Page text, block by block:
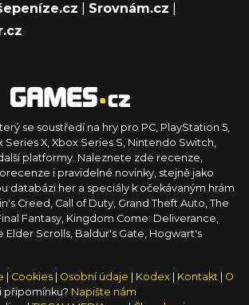
Srovnám.cz
se soustředí na hry pro PC, PlayStation 5,
Series X, Xbox Series S, Nintendo Switch,
platformy. Naleznete zde recenze,
i pravidelné novinky, stejně jako
databázi her a speciály k očekávaným hrám
Creed, Call of Duty, Grand Theft Auto, The
Fantasy, Kingdom Come: Deliverance,
Elder Scrolls, Baldur's Gate, Hogwart's
Cookies Osobní údaje Kodex Kontakt
O
připomínku? Napište nám